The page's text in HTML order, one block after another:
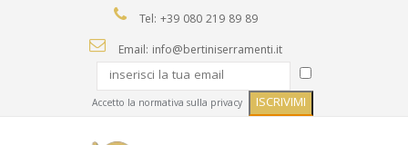
Tel: +39 080 219 89 89
Email: info@bertiniserramenti.it
Accetto la normativa sulla privacy